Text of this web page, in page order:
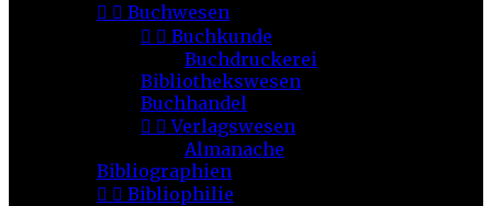
  Buchwesen
  Buchkunde
Buchdruckerei
Bibliothekswesen
Buchhandel
  Verlagswesen
Almanache
Bibliographien
  Bibliophilie